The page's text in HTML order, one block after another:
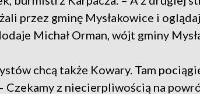
przez gminę Mysłakowice i
Michał Orman, wójt gminy
chcą także Kowary. Tam
Czekamy z niecierpliwością na